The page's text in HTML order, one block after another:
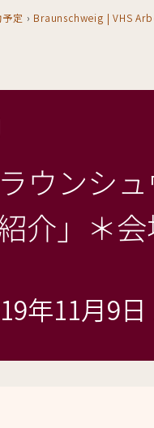
定 › Braunschweig | VHS
ウンシ
介」＊
年11月9日